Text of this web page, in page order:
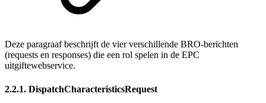
Deze paragraaf beschrijft de vier verschillende BRO-berichten
(requests en responses) die een rol spelen in de EPC
uitgiftewebservice.
2.2.1. DispatchCharacteristicsRequest